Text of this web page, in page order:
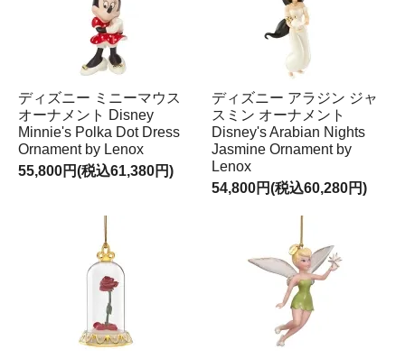
ディズニー ミニーマウス
オーナメント Disney
Minnie's Polka Dot Dress
Ornament by Lenox
55,800円(税込61,380円)
ディズニー アラジン ジャ
スミン オーナメント
Disney's Arabian Nights
Jasmine Ornament by
Lenox
54,800円(税込60,280円)